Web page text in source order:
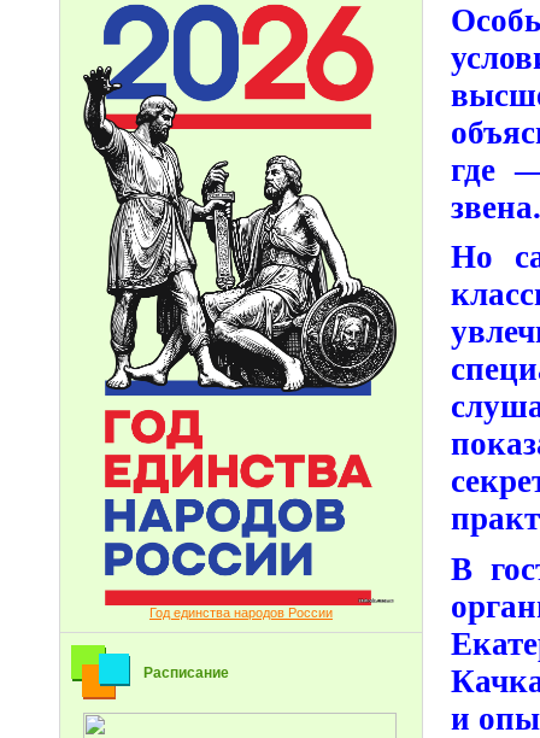
Год единства народов России
Расписание
где
звена.
Но
В
и